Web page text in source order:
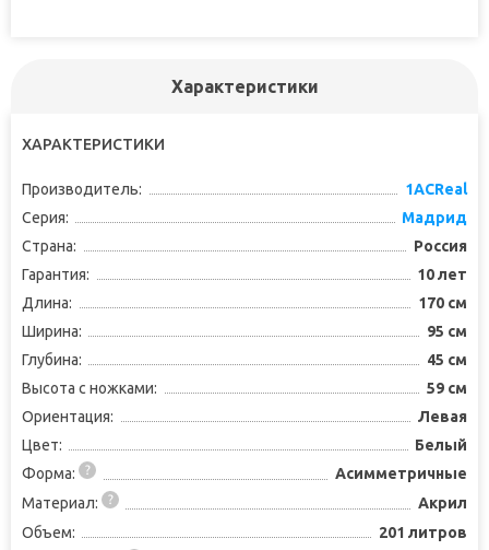
Характеристики
ХАРАКТЕРИСТИКИ
Производитель:
1ACReal
Серия:
Мадрид
Страна:
Россия
Гарантия:
10 лет
Длина:
170 см
Ширина:
95 см
Глубина:
45 см
Высота с ножками:
59 см
Ориентация:
Левая
Цвет:
Белый
Форма:
Асимметричные
Материал:
Акрил
Объем:
201 литров